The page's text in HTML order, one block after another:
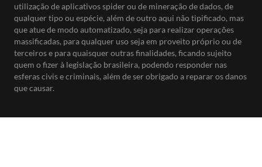
utilização de aplicativos spider ou de mineração de dados, de
qualquer tipo ou espécie, além de outro aqui não tipificado, mas
que atue de modo automatizado, seja para realizar operações
massificadas, para qualquer uso seja em proveito próprio ou de
terceiros e para quaisquer outras finalidades, ficando sujeito
quem o fizer à legislação brasileira, podendo responder nas
esferas civis e criminais, além de ser obrigado a reparar os danos
que causar.